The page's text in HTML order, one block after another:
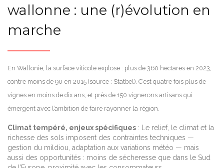
wallonne : une (r)évolution en
marche
En Wallonie, la surface viticole explose : plus de 360 hectares en 2023,
contre moins de 90 en 2015 (source : Statbel). C’est quatre fois plus de
vignes en moins de dix ans, et près de 150 vignerons artisans qui
émergent avec l’ambition de faire rayonner la région.
Climat tempéré, enjeux spécifiques : Le relief, le climat et la
richesse des sols imposent des contraintes techniques —
gestion du mildiou, adaptation aux variations météo — mais
aussi des opportunités : moins de sécheresse que dans le Sud